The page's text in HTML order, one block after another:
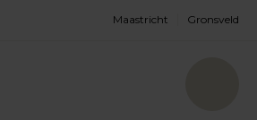
Maastricht Gronsveld